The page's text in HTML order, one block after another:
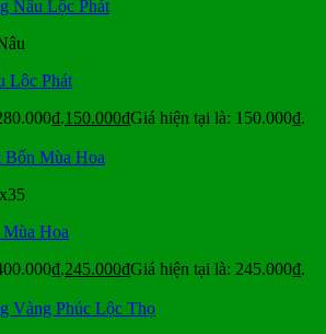
Lộc Phát
150.000₫Giá hiện tại là: 150.000₫.
Hoa
245.000₫Giá hiện tại là: 245.000₫.